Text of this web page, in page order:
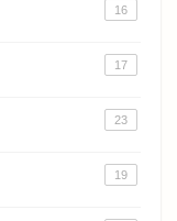
16
17
23
19